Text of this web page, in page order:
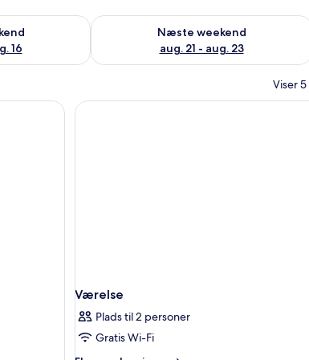
16
weekend aug. 14 - aug. 16
Næste weekend
aug. 21 - aug. 23
Tjek tilgængelighed for næste
Viser
hvid vask, spejl, bøjler til håndklæder, toilet og bruseområde.
Værelse
Plads til 2 personer
Gratis Wi-Fi